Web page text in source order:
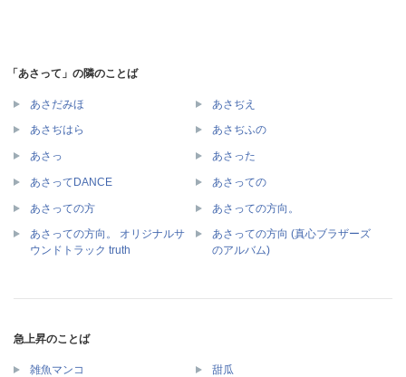
「あさって」の隣のことば
あさだみほ あさぢえ
あさぢはら あさぢふの
あさっ あさった
あさってDANCE あさっての
あさっての方
あさっての方向。
あさっての方向。 オリジナルサ
ウンドトラック truth
あさっての方向 (真心ブラザーズ
のアルバム)
急上昇のことば
雑魚マンコ 甜瓜